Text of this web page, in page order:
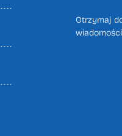
empty.
Otrzymaj